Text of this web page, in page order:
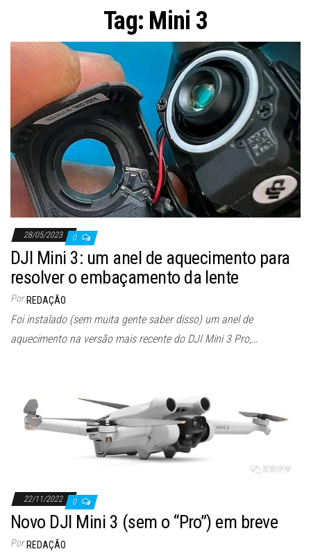
Tag: Mini 3
28/05/2023 0
DJI Mini 3: um anel de aquecimento para
resolver o embaçamento da lente
Por REDAÇÃO
Foi instalado (sem muita gente saber disso) um anel de
aquecimento na versão mais recente do DJI Mini 3 Pro,…
22/11/2022 0
Novo DJI Mini 3 (sem o “Pro”) em breve
Por REDAÇÃO